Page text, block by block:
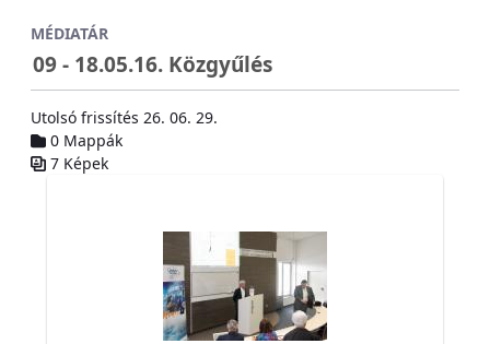
Ugrás a fő tartalomhoz
MÉDIATÁR
09 - 18.05.16. Közgyűlés
Utolsó frissítés 26. 06. 29.
0 Mappák
7 Képek